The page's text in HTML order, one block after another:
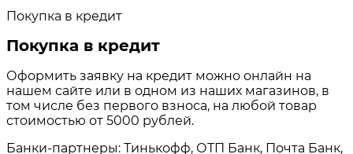
Покупка в кредит
Покупка в кредит
Оформить заявку на кредит можно онлайн на
нашем сайте или в одном из наших магазинов, в
том числе без первого взноса, на любой товар
стоимостью от 5000 рублей.
Банки-партнеры: Тинькофф, ОТП Банк, Почта Банк,